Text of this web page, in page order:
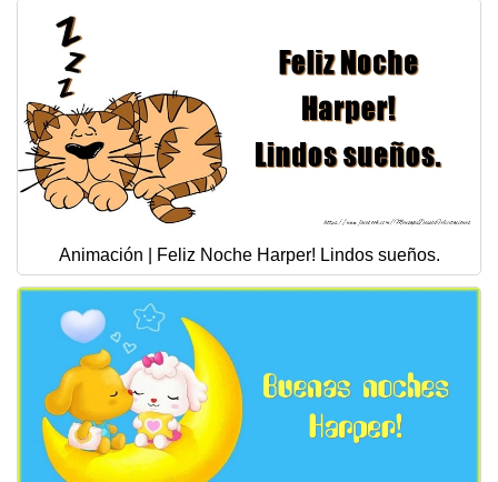
Animación | Feliz Noche Harper! Lindos sueños.